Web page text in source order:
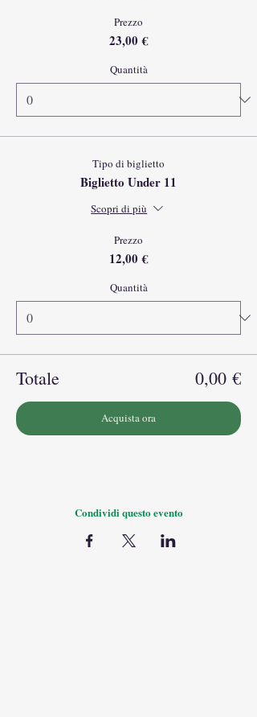
Prezzo
23,00 €
Quantità
Tipo di biglietto
Biglietto Under 11
Scopri di più
Prezzo
12,00 €
Quantità
Totale 0,00 €
Acquista ora
Condividi questo evento